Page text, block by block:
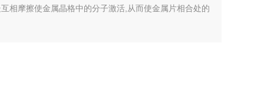
相摩擦使金属晶格中的分子激活,从而使金属片相合处的